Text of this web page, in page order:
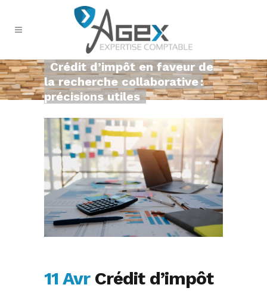
Crédit d’impôt en faveur de
la recherche collaborative :
précisions utiles
11 AvrCrédit d’impôt